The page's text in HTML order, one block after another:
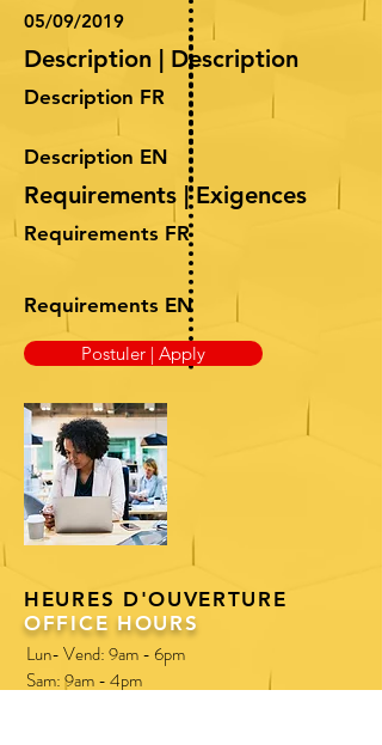
Description | Description
Description FR
Description EN
Requirements | Exigences
Requirements FR
Requirements EN
Postuler | Apply
05/09/2019
HEURES D'OUVERTURE
OFFICE HOURS
Lun- Vend: 9am - 6pm
Sam: 9am - 4pm